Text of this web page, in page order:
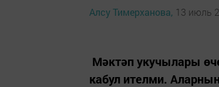
Алсу Тимерханова, 13 июль
Мәктәп укучылары
кабул ителми.